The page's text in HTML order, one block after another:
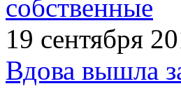
собственные
19 сентября
Вдова вышла